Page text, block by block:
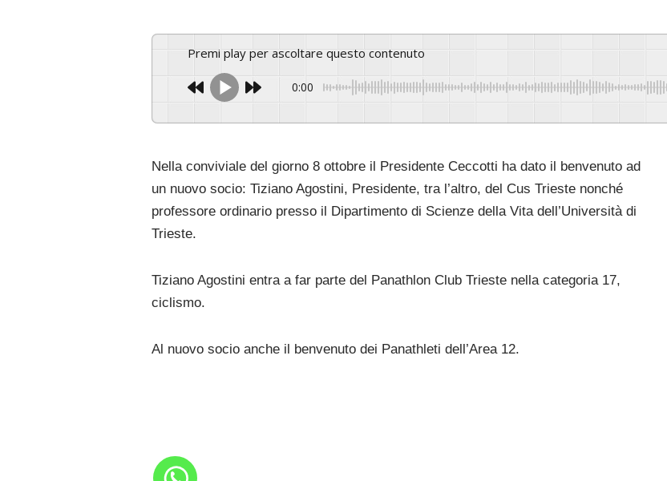
Premi play per ascoltare questo contenuto
0:00
Nella conviviale del giorno 8 ottobre il Presidente Ceccotti ha dato il benvenuto ad
un nuovo socio: Tiziano Agostini, Presidente, tra l’altro, del Cus Trieste nonché
professore ordinario presso il Dipartimento di Scienze della Vita dell’Università di
Trieste.
Tiziano Agostini entra a far parte del Panathlon Club Trieste nella categoria 17,
ciclismo.
Al nuovo socio anche il benvenuto dei Panathleti dell’Area 12.